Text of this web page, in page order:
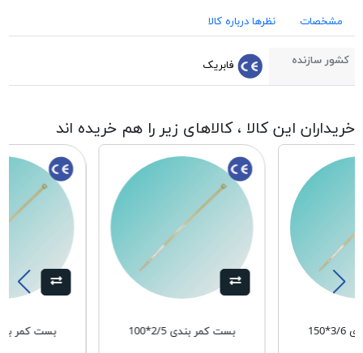
مشخصات نظرها درباره کالا
کشور سازنده فابریک
خریداران این کالا ، کالاهای زیر را هم خریده اند
بست کمر بندی 2/5*100 بست کمر بندی 3/